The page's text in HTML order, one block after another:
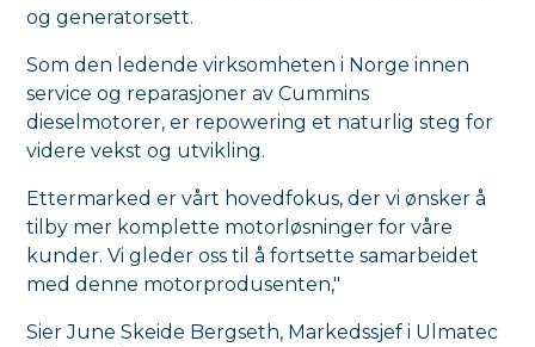
og generatorsett.
Som den ledende virksomheten i Norge innen
service og reparasjoner av Cummins
dieselmotorer, er repowering et naturlig steg for
videre vekst og utvikling.
Ettermarked er vårt hovedfokus, der vi ønsker å
tilby mer komplette motorløsninger for våre
kunder. Vi gleder oss til å fortsette samarbeidet
med denne motorprodusenten,"
Sier June Skeide Bergseth, Markedssjef i Ulmatec